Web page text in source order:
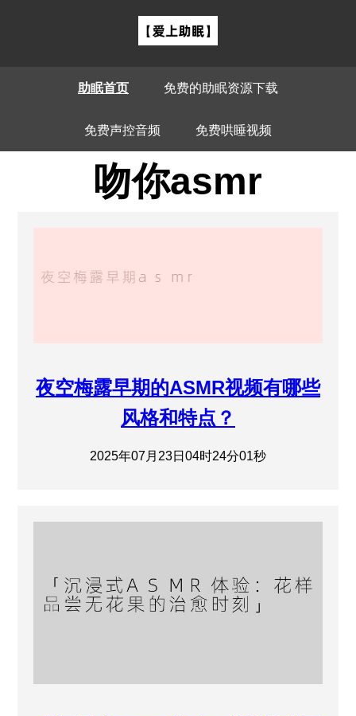
助眠首页 免费的助眠资源下载
免费声控音频 免费哄睡视频
吻你asmr
夜空梅露早期的ASMR视频有哪些
风格和特点？
2025年07月23日04时24分01秒